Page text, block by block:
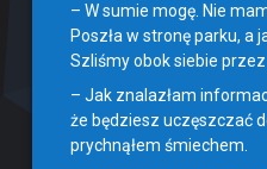
– W sumie mogę. Nie
Poszła w stronę parku, a
Szliśmy obok siebie przez
– Jak znalazłam
że będziesz uczęszczać
prychnąłem śmiechem.